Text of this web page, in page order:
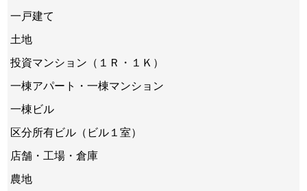
一戸建て
土地
投資マンション（１Ｒ・１Ｋ）
一棟アパート・一棟マンション
一棟ビル
区分所有ビル（ビル１室）
店舗・工場・倉庫
農地